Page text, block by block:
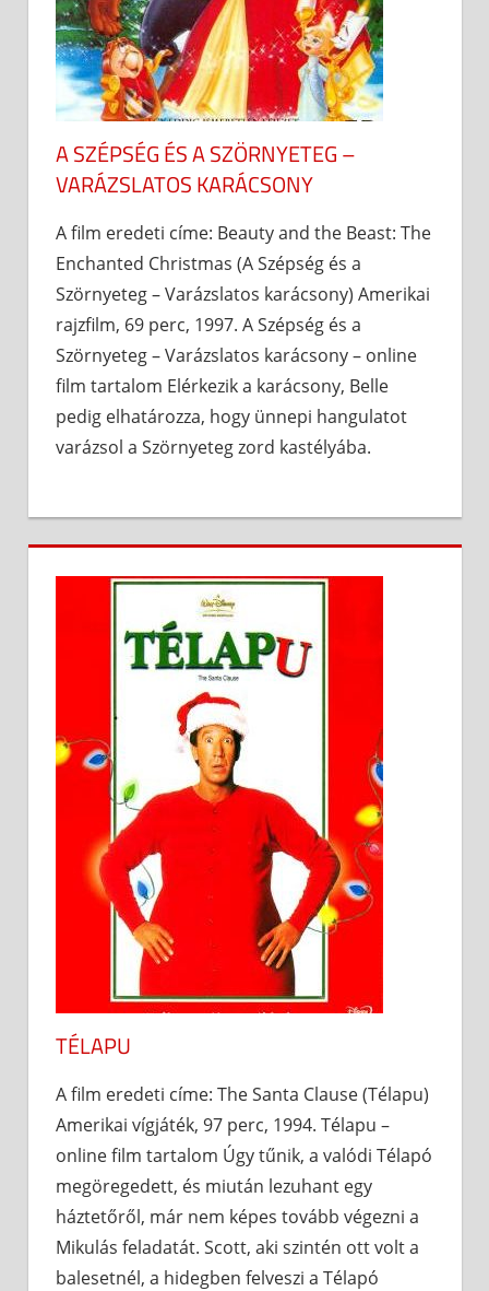
A SZÉPSÉG ÉS A SZÖRNYETEG –
VARÁZSLATOS KARÁCSONY
A film eredeti címe: Beauty and the Beast: The
Enchanted Christmas (A Szépség és a
Szörnyeteg – Varázslatos karácsony) Amerikai
rajzfilm, 69 perc, 1997. A Szépség és a
Szörnyeteg – Varázslatos karácsony – online
film tartalom Elérkezik a karácsony, Belle
pedig elhatározza, hogy ünnepi hangulatot
varázsol a Szörnyeteg zord kastélyába.
TÉLAPU
A film eredeti címe: The Santa Clause (Télapu)
Amerikai vígjáték, 97 perc, 1994. Télapu –
online film tartalom Úgy tűnik, a valódi Télapó
megöregedett, és miután lezuhant egy
háztetőről, már nem képes tovább végezni a
Mikulás feladatát. Scott, aki szintén ott volt a
balesetnél, a hidegben felveszi a Télapó